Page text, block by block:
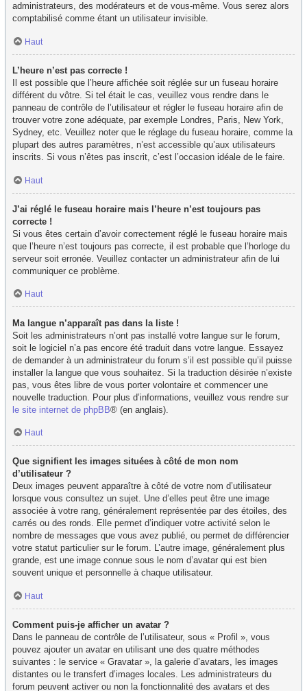
administrateurs, des modérateurs et de vous-même. Vous serez alors
comptabilisé comme étant un utilisateur invisible.
Haut
L’heure n’est pas correcte !
Il est possible que l’heure affichée soit réglée sur un fuseau horaire
différent du vôtre. Si tel était le cas, veuillez vous rendre dans le
panneau de contrôle de l’utilisateur et régler le fuseau horaire afin de
trouver votre zone adéquate, par exemple Londres, Paris, New York,
Sydney, etc. Veuillez noter que le réglage du fuseau horaire, comme la
plupart des autres paramètres, n’est accessible qu’aux utilisateurs
inscrits. Si vous n’êtes pas inscrit, c’est l’occasion idéale de le faire.
Haut
J’ai réglé le fuseau horaire mais l’heure n’est toujours pas
correcte !
Si vous êtes certain d’avoir correctement réglé le fuseau horaire mais
que l’heure n’est toujours pas correcte, il est probable que l’horloge du
serveur soit erronée. Veuillez contacter un administrateur afin de lui
communiquer ce problème.
Haut
Ma langue n’apparaît pas dans la liste !
Soit les administrateurs n’ont pas installé votre langue sur le forum,
soit le logiciel n’a pas encore été traduit dans votre langue. Essayez
de demander à un administrateur du forum s’il est possible qu’il puisse
installer la langue que vous souhaitez. Si la traduction désirée n’existe
pas, vous êtes libre de vous porter volontaire et commencer une
nouvelle traduction. Pour plus d’informations, veuillez vous rendre sur
le site internet de phpBB® (en anglais).
Haut
Que signifient les images situées à côté de mon nom
d’utilisateur ?
Deux images peuvent apparaître à côté de votre nom d’utilisateur
lorsque vous consultez un sujet. Une d’elles peut être une image
associée à votre rang, généralement représentée par des étoiles, des
carrés ou des ronds. Elle permet d’indiquer votre activité selon le
nombre de messages que vous avez publié, ou permet de différencier
votre statut particulier sur le forum. L’autre image, généralement plus
grande, est une image connue sous le nom d’avatar qui est bien
souvent unique et personnelle à chaque utilisateur.
Haut
Comment puis-je afficher un avatar ?
Dans le panneau de contrôle de l’utilisateur, sous « Profil », vous
pouvez ajouter un avatar en utilisant une des quatre méthodes
suivantes : le service « Gravatar », la galerie d’avatars, les images
distantes ou le transfert d’images locales. Les administrateurs du
forum peuvent activer ou non la fonctionnalité des avatars et des